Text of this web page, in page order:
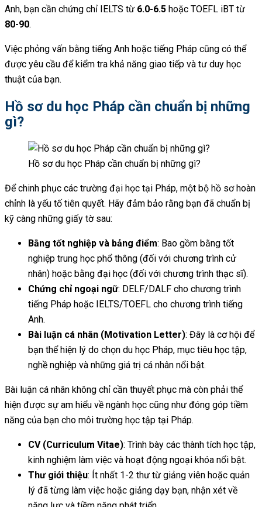
Anh, bạn cần chứng chỉ IELTS từ 6.0-6.5 hoặc TOEFL iBT từ
80-90.
Việc phỏng vấn bằng tiếng Anh hoặc tiếng Pháp cũng có thể
được yêu cầu để kiểm tra khả năng giao tiếp và tư duy học
thuật của bạn.
Hồ sơ du học Pháp cần chuẩn bị những
gì?
Hồ sơ du học Pháp cần chuẩn bị những gì?
Để chinh phục các trường đại học tại Pháp, một bộ hồ sơ hoàn
chỉnh là yếu tố tiên quyết. Hãy đảm bảo rằng bạn đã chuẩn bị
kỹ càng những giấy tờ sau:
Bằng tốt nghiệp và bảng điểm: Bao gồm bằng tốt
nghiệp trung học phổ thông (đối với chương trình cử
nhân) hoặc bằng đại học (đối với chương trình thạc sĩ).
Chứng chỉ ngoại ngữ: DELF/DALF cho chương trình
tiếng Pháp hoặc IELTS/TOEFL cho chương trình tiếng
Anh.
Bài luận cá nhân (Motivation Letter): Đây là cơ hội để
bạn thể hiện lý do chọn du học Pháp, mục tiêu học tập,
nghề nghiệp và những giá trị cá nhân nổi bật.
Bài luận cá nhân không chỉ cần thuyết phục mà còn phải thể
hiện được sự am hiểu về ngành học cũng như đóng góp tiềm
năng của bạn cho môi trường học tập tại Pháp.
CV (Curriculum Vitae): Trình bày các thành tích học tập,
kinh nghiệm làm việc và hoạt động ngoại khóa nổi bật.
Thư giới thiệu: Ít nhất 1-2 thư từ giảng viên hoặc quản
lý đã từng làm việc hoặc giảng dạy bạn, nhận xét về